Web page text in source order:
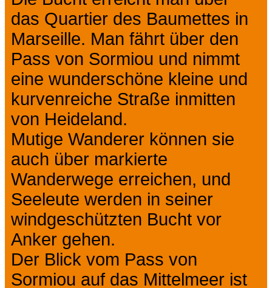
das Quartier des Baumettes in
Marseille. Man fährt über den
Pass von Sormiou und nimmt
eine wunderschöne kleine und
kurvenreiche Straße inmitten
von Heideland.
Mutige Wanderer können sie
auch über markierte
Wanderwege erreichen, und
Seeleute werden in seiner
windgeschützten Bucht vor
Anker gehen.
Der Blick vom Pass von
Sormiou auf das Mittelmeer ist